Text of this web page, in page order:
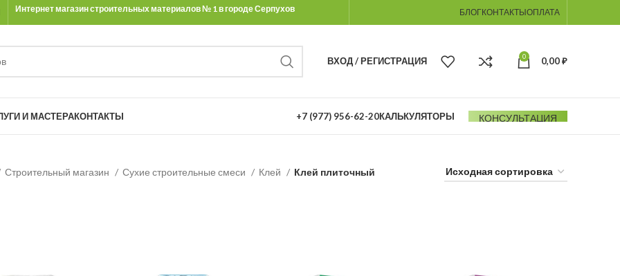
Интернет магазин строительных материалов № 1 в городе Серпухов БЛОГКОНТАКТЫОПЛАТА
ВХОД / РЕГИСТРАЦИЯ 0 0,00₽
И МАСТЕРАКОНТАКТЫ +7 (977) 956-62-20КАЛЬКУЛЯТОРЫ КОНСУЛЬТАЦИЯ
Строительный магазин Сухие строительные смеси Клей Клей плиточный